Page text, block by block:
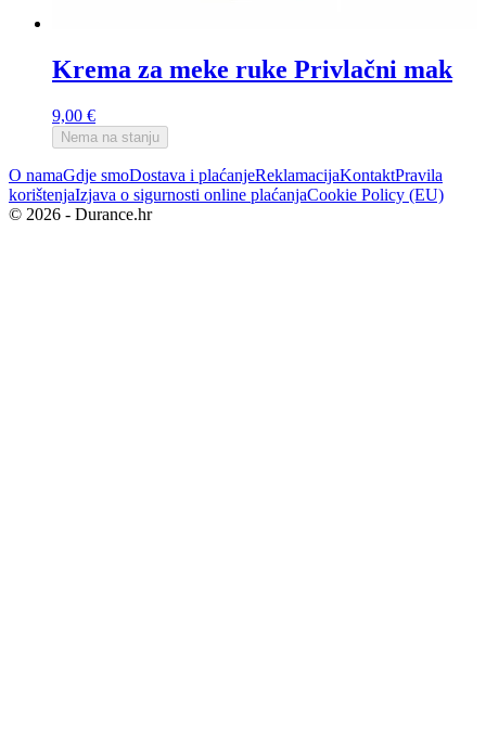
Krema za meke ruke Privlačni mak
9,00 €
Nema na stanju
O namaGdje smoDostava i plaćanjeReklamacijaKontaktPravila
korištenjaIzjava o sigurnosti online plaćanjaCookie Policy (EU)
© 2026 - Durance.hr